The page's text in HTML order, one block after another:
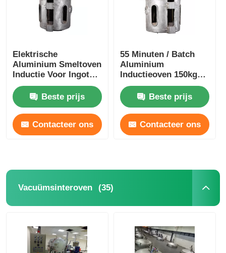
Elektrische
Aluminium Smeltoven
Inductie Voor Ingot
350kg Gewicht
DuurzaamBeste prijs
Contacteer ons
55 Minuten / Batch
Aluminium
Inductieoven 150kg
Vacuüm Ingot Oven
Stabiel Beste prijs
Contacteer ons
Vacuümsinteroven (35)